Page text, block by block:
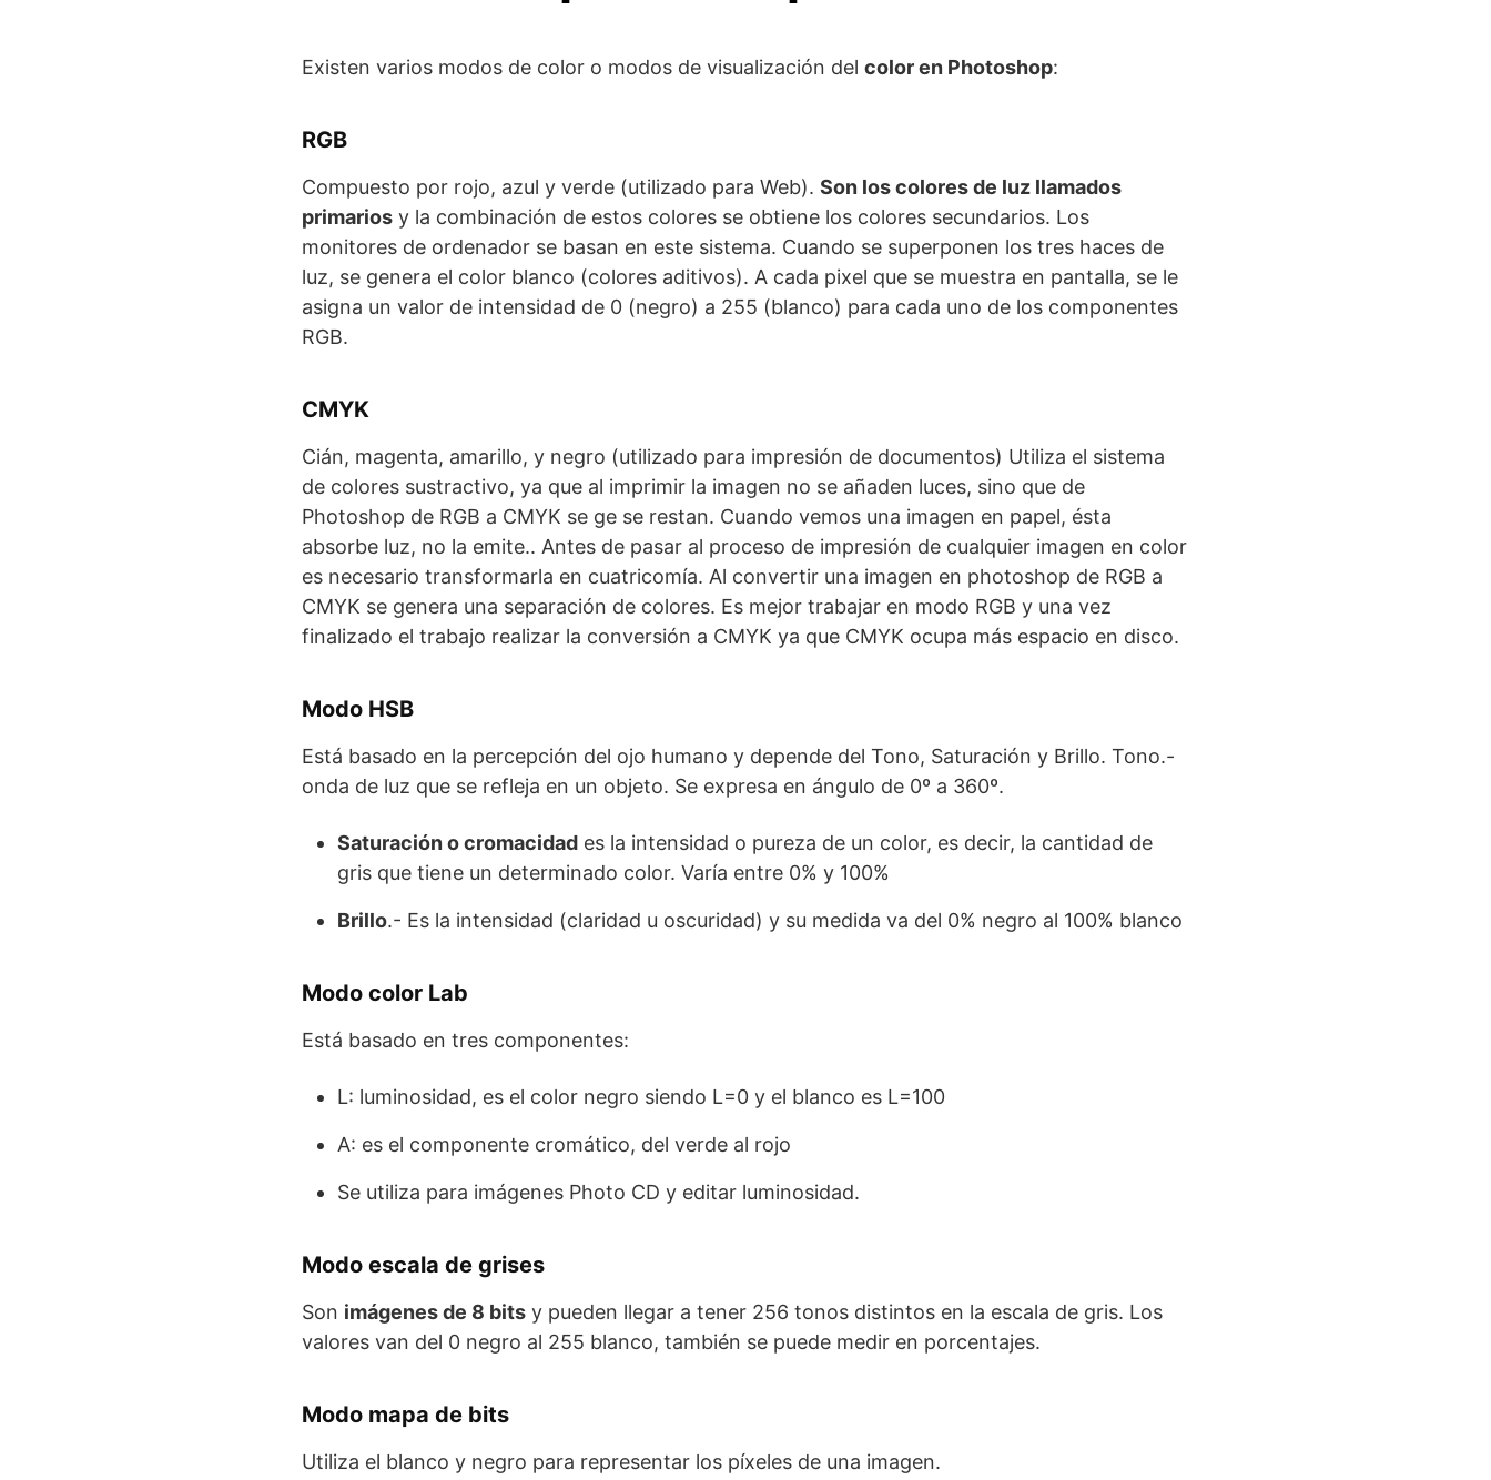
Existen varios modos de color o modos de visualización del color en Photoshop:
RGB
Compuesto por rojo, azul y verde (utilizado para Web). Son los colores de luz llamados
primarios y la combinación de estos colores se obtiene los colores secundarios. Los
monitores de ordenador se basan en este sistema. Cuando se superponen los tres haces de
luz, se genera el color blanco (colores aditivos). A cada pixel que se muestra en pantalla, se le
asigna un valor de intensidad de 0 (negro) a 255 (blanco) para cada uno de los componentes
RGB.
CMYK
Cián, magenta, amarillo, y negro (utilizado para impresión de documentos) Utiliza el sistema
de colores sustractivo, ya que al imprimir la imagen no se añaden luces, sino que de
Photoshop de RGB a CMYK se ge se restan. Cuando vemos una imagen en papel, ésta
absorbe luz, no la emite.. Antes de pasar al proceso de impresión de cualquier imagen en color
es necesario transformarla en cuatricomía. Al convertir una imagen en photoshop de RGB a
CMYK se genera una separación de colores. Es mejor trabajar en modo RGB y una vez
finalizado el trabajo realizar la conversión a CMYK ya que CMYK ocupa más espacio en disco.
Modo HSB
Está basado en la percepción del ojo humano y depende del Tono, Saturación y Brillo. Tono.-
onda de luz que se refleja en un objeto. Se expresa en ángulo de 0º a 360º.
Saturación o cromacidad es la intensidad o pureza de un color, es decir, la cantidad de
gris que tiene un determinado color. Varía entre 0% y 100%
Brillo.- Es la intensidad (claridad u oscuridad) y su medida va del 0% negro al 100% blanco
Modo color Lab
Está basado en tres componentes:
L: luminosidad, es el color negro siendo L=0 y el blanco es L=100
A: es el componente cromático, del verde al rojo
Se utiliza para imágenes Photo CD y editar luminosidad.
Modo escala de grises
Son imágenes de 8 bits y pueden llegar a tener 256 tonos distintos en la escala de gris. Los
valores van del 0 negro al 255 blanco, también se puede medir en porcentajes.
Modo mapa de bits
Utiliza el blanco y negro para representar los píxeles de una imagen.